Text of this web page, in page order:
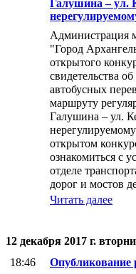
Галушина – ул.
Администрация
"Город
открытого
свидетельства
автобусных
маршруту
Галушина – ул.
открытом
ознакомиться с
отделе
дорог и мостов
Читать далее
12 декабря 2017 г.
18:46
Опубликование